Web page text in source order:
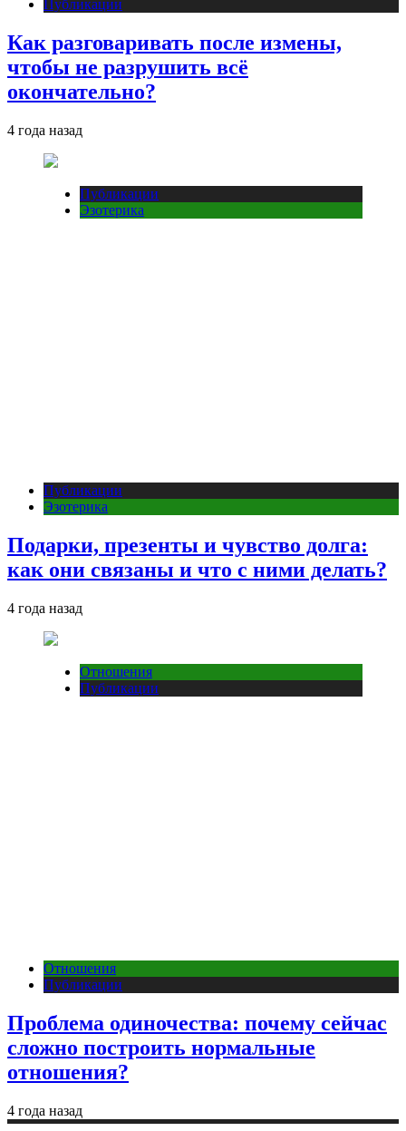
Публикации
Как разговаривать после измены,
чтобы не разрушить всё
окончательно?
4 года назад
Публикации
Эзотерика
Публикации
Эзотерика
Подарки, презенты и чувство долга:
как они связаны и что с ними делать?
4 года назад
Отношения
Публикации
Отношения
Публикации
Проблема одиночества: почему сейчас
сложно построить нормальные
отношения?
4 года назад